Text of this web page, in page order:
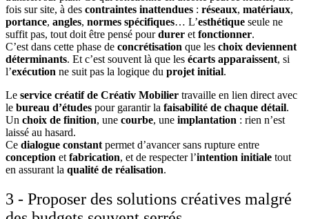
fois sur site, à des contraintes inattendues : réseaux, matériaux,
portance, angles, normes spécifiques… L’esthétique seule ne
suffit pas, tout doit être pensé pourdurer et fonctionner.
C’est dans cette phase de concrétisation que les choix deviennent
déterminants. Et c’est souvent là que les écarts apparaissent, si
l’exécution ne suit pas la logique du projet initial.
Le service créatif de Créativ Mobilier travaille en lien direct avec
le bureau d’études pour garantir la faisabilité de chaque détail.
Un choix de finition, une courbe, une implantation : rien n’est
laissé au hasard.
Ce dialogue constant permet d’avancer sans rupture entre
conception et fabrication, et de respecter l’intention initiale tout
en assurant la qualité de réalisation.
3 - Proposer des solutions créatives malgré